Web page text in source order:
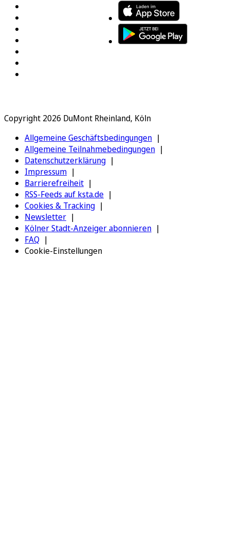
Copyright 2026 DuMont Rheinland, Köln
Allgemeine Geschäftsbedingungen
Allgemeine Teilnahmebedingungen
Datenschutzerklärung
Impressum
Barrierefreiheit
RSS-Feeds auf ksta.de
Cookies & Tracking
Newsletter
Kölner Stadt-Anzeiger abonnieren
FAQ
Cookie-Einstellungen